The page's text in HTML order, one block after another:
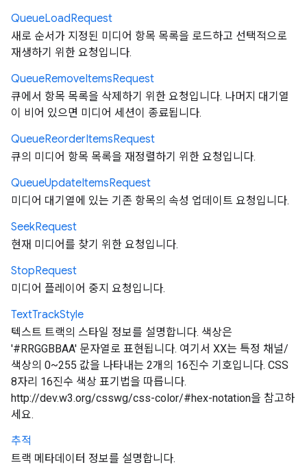
QueueLoadRequest
새로 순서가 지정된 미디어 항목 목록을 로드하고 선택적으로
재생하기 위한 요청입니다.
QueueRemoveItemsRequest
큐에서 항목 목록을 삭제하기 위한 요청입니다. 나머지 대기열
이 비어 있으면 미디어 세션이 종료됩니다.
QueueReorderItemsRequest
큐의 미디어 항목 목록을 재정렬하기 위한 요청입니다.
QueueUpdateItemsRequest
미디어 대기열에 있는 기존 항목의 속성 업데이트 요청입니다.
SeekRequest
현재 미디어를 찾기 위한 요청입니다.
StopRequest
미디어 플레이어 중지 요청입니다.
TextTrackStyle
텍스트 트랙의 스타일 정보를 설명합니다. 색상은
'#RRGGBBAA' 문자열로 표현됩니다. 여기서 XX는 특정 채널/
색상의 0~255 값을 나타내는 2개의 16진수 기호입니다. CSS
8자리 16진수 색상 표기법을 따릅니다.
http://dev.w3.org/csswg/css-color/#hex-notation을 참고하
세요.
추적
트랙 메타데이터 정보를 설명합니다.